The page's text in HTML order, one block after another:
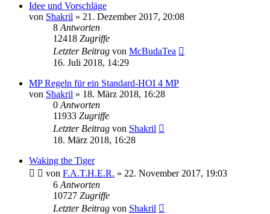
Idee und Vorschläge
von Shakril » 21. Dezember 2017, 20:08
8 Antworten
12418 Zugriffe
Letzter Beitrag von McBudaTea
16. Juli 2018, 14:29
MP Regeln für ein Standard-HOI 4 MP
von Shakril » 18. März 2018, 16:28
0 Antworten
11933 Zugriffe
Letzter Beitrag von Shakril
18. März 2018, 16:28
Waking the Tiger
von F.A.T.H.E.R. » 22. November 2017, 19:03
6 Antworten
10727 Zugriffe
Letzter Beitrag von Shakril